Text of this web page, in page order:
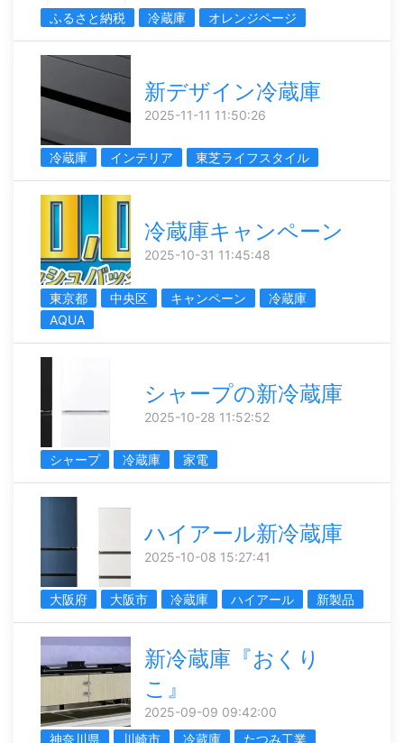
ふるさと納税 冷蔵庫 オレンジページ
新デザイン冷蔵庫
2025-11-11 11:50:26
冷蔵庫 インテリア 東芝ライフスタイル
冷蔵庫キャンペーン
2025-10-31 11:45:48
東京都 中央区 キャンペーン
冷蔵庫
AQUA
シャープの新冷蔵庫
2025-10-28 11:52:52
シャープ 冷蔵庫 家電
ハイアール新冷蔵庫
2025-10-08 15:27:41
大阪府 大阪市 冷蔵庫 ハイアール 新製品
新冷蔵庫『おくり
こ』
2025-09-09 09:42:00
神奈川県
川崎市 冷蔵庫 たつみ工業